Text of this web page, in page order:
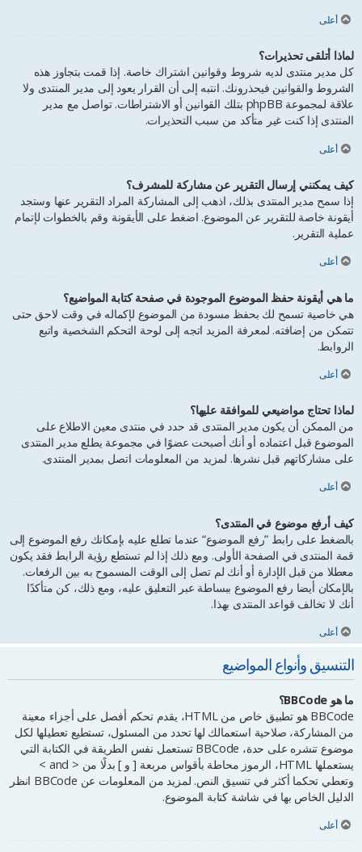
أعلى
لماذا أتلقى تحذيرات؟
كل مدير منتدى لديه شروط وقوانين اشتراك خاصة. إذا قمت بتجاوز هذه
الشروط والقوانين فيحذرونك. انتبه إلى أن القرار يعود إلى مدير المنتدى ولا
علاقة لمجموعة phpBB بتلك القوانين أو الاشتراطات. تواصل مع مدير
المنتدى إذا كنت غير متأكد من سبب التحذيرات.
أعلى
كيف يمكنني إرسال التقرير عن مشاركة للمشرف؟
إذا سمح مدير المنتدى بذلك، اذهب إلى المشاركة المراد التقرير عنها وستجد
أيقونة خاصة للتقرير عن الموضوع. اضغط على الأيقونة وقم بالخطوات لإتمام
عملية التقرير.
أعلى
ما هي أيقونة حفظ الموضوع الموجودة في صفحة كتابة المواضيع؟
هي خاصية تسمح لك بحفظ مسودة من الموضوع لإكماله في وقت لاحق حتى
تتمكن من إضافته. لمعرفة المزيد اتجه إلى لوحة التحكم الشخصية واتبع
الروابط.
أعلى
لماذا تحتاج مواضيعي للموافقة عليها؟
من الممكن أن يكون مدير المنتدى قد حدد في منتدى معين الاطلاع على
الموضوع قبل اعتماده أو أنك أصبحت عضوًا في مجموعة يطلع مدير المنتدى
على مشاركاتهم قبل نشرها. لمزيد من المعلومات اتصل بمدير المنتدى.
أعلى
كيف أرفع موضوع في المنتدى؟
بالضغط على رابط ”رفع الموضوع“ عندما تطلع عليه بإمكانك رفع الموضوع إلى
قمة المنتدى في الصفحة الأولى. ومع ذلك إذا لم تستطع رؤية الرابط فقد يكون
معطلا من قبل الإدارة أو أنك لم تصل إلى الوقت المسموح به بين الرفعات.
بالإمكان أيضا رفع الموضوع ببساطة عبر التعليق عليه، ومع ذلك، كن متأكدًا
أنك لا تخالف قواعد المنتدى بهذا.
أعلى
التنسيق وأنواع المواضيع
ما هو BBCode؟
BBCode هو تطبيق خاص من HTML، يقدم تحكم أفصل على أجزاء معينة
من المشاركة، صلاحية استعمالك لها تحدد من المسئول، تستطيع تعطيلها لكل
موضوع تنشره على حدة، BBCode تستعمل نفس الطريقة في الكتابة التي
يستعملها HTML، الرموز محاطة بأقواس مربعة [ و ] بدلًا من < and >
وتعطي تحكما أكثر في تنسيق النص. لمزيد من المعلومات عن BBCode انظر
الدليل الخاص بها في شاشة كتابة الموضوع.
أعلى